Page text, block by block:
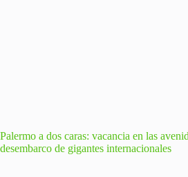
Palermo a dos caras: vacancia en las
desembarco de gigantes internacionales